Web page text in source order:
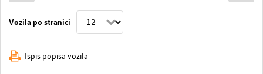
Vozila po stranici
Ispis popisa vozila